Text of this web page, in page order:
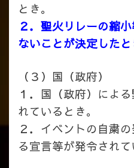
とき。
２．聖火リレーの縮
ないことが決定したと
（３）国（政府）
１．国（政府）によ
れているとき。
２．イベントの自粛
る宣言等が発令されて